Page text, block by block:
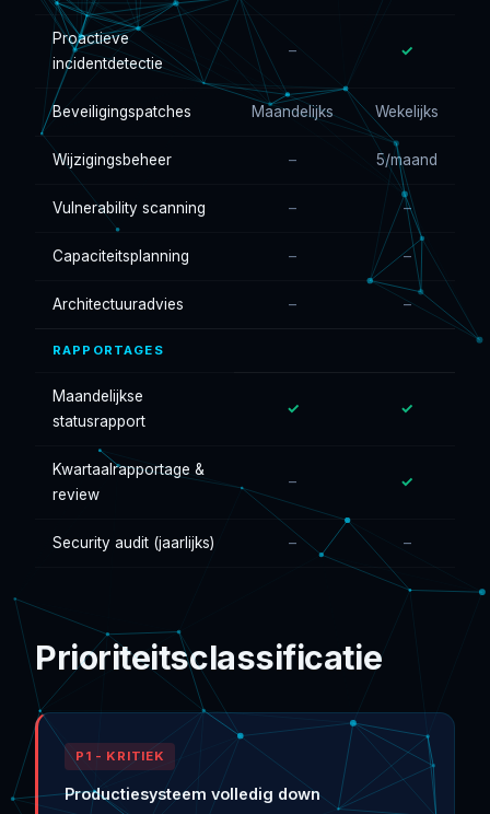
Proactieve
incidentdetectie
– ✓
Beveiligingspatches Maandelijks Wekelijks
Wijzigingsbeheer – 5/maand
Vulnerability scanning – –
Capaciteitsplanning – –
Architectuuradvies – –
RAPPORTAGES
Maandelijkse
statusrapport
✓ ✓
Kwartaalrapportage &
review
– ✓
Security audit (jaarlijks) – –
Prioriteitsclassificatie
P1 - KRITIEK
Productiesysteem volledig down